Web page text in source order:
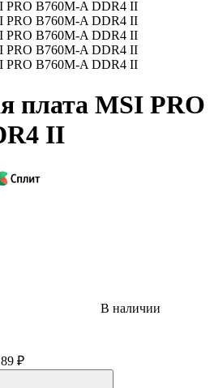
плата MSI PRO
II
В наличии
₽